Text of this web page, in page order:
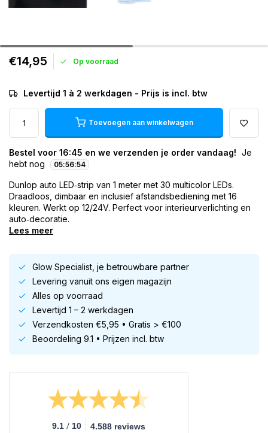
€14,95 Op voorraad
Levertijd 1 à 2 werkdagen - Prijs is incl. btw
Toevoegen aan winkelwagen
Bestel voor 16:45 en we verzenden je order vandaag! Je
hebt nog
05:56:53
Dunlop auto LED‑strip van 1 meter met 30 multicolor LEDs.
Draadloos, dimbaar en inclusief afstandsbediening met 16
kleuren. Werkt op 12/24V. Perfect voor interieurverlichting en
auto‑decoratie.
Lees meer
Glow Specialist, je betrouwbare partner
Levering vanuit ons eigen magazijn
Alles op voorraad
Levertijd 1 – 2 werkdagen
Verzendkosten €5,95 • Gratis > €100
Beoordeling 9.1 • Prijzen incl. btw
9.1 / 10 4.588 reviews